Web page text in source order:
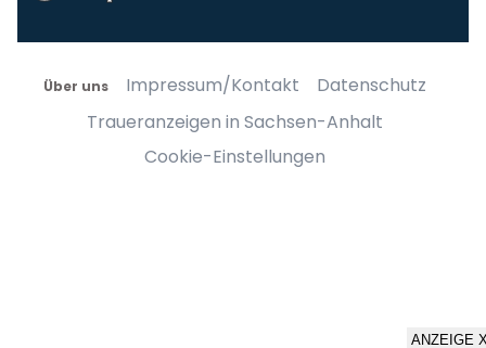
Über uns Impressum/Kontakt
Datenschutz
Traueranzeigen in Sachsen-Anhalt
Cookie-Einstellungen
ANZEIGE